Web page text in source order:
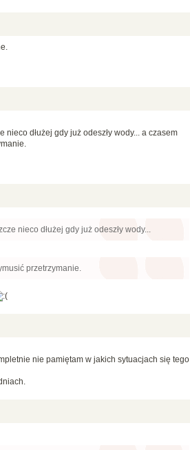
dłużej gdy już odeszły wody... a czasem
nieco dłużej gdy już odeszły wody...
przetrzymanie.
nie pamiętam w jakich sytuacjach się tego